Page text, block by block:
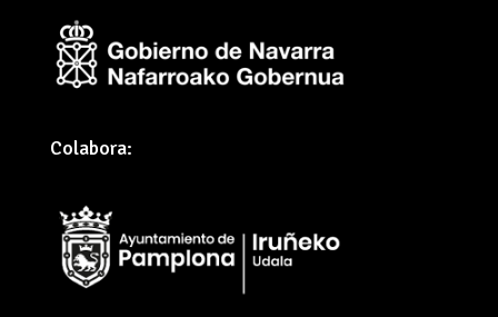
Colabora: